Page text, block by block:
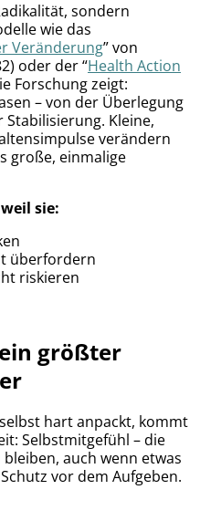
sondern
wie das
Veränderung” von
oder der “Health Action
Forschung zeigt:
– von der Überlegung
Kleine,
verändern
große, einmalige
sie:
überfordern
riskieren
größter
hart anpackt, kommt
Selbstmitgefühl – die
auch wenn etwas
vor dem Aufgeben.